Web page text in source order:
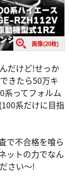
画像(20枚)
だけど!せっか
きたら50万キ
系ってフォルム
系だけに目指
で不合格を喰ら
ットの力でなん
さい～!